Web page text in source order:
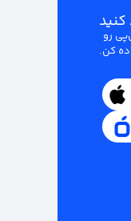
رو
کن.